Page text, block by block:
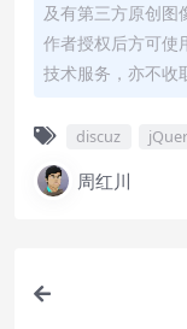
及有第三方原创图
作者授权后方可使
技术服务，亦不收
discuz
周红川